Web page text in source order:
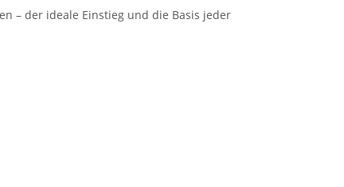
– der ideale Einstieg und die Basis jeder